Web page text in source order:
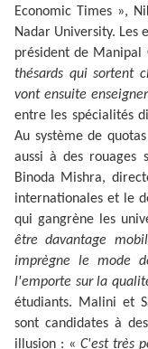
Economic Times »,
Nadar University. Les
président de
thésards qui sortent
vont ensuite enseigner
entre les spécialités
Au système de
aussi à des rouages
Binoda Mishra,
internationales et le
qui gangrène les
être davantage
imprègne le mode
l'emporte sur la
étudiants. Malini et
sont candidates à
illusion : « C'est très